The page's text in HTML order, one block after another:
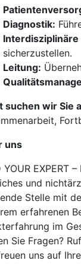
Diagnostik:
sicherzustellen.
Leitung:
suchen wir Sie
uns
YOUR EXPERT
und
Stelle mit
erfahrenen
im
Sie Fragen?
uns auf